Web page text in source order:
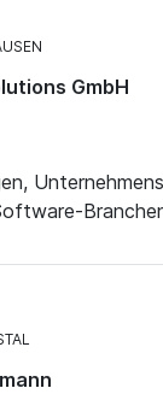
GmbH